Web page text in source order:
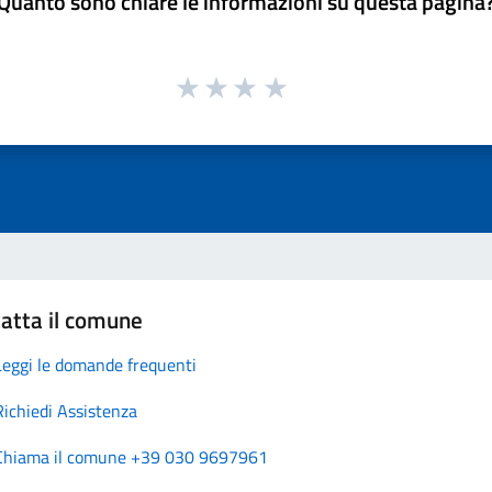
il comune
le domande frequenti
Assistenza
il comune +39 030 9697961